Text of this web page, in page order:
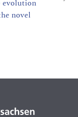
evolution
novel